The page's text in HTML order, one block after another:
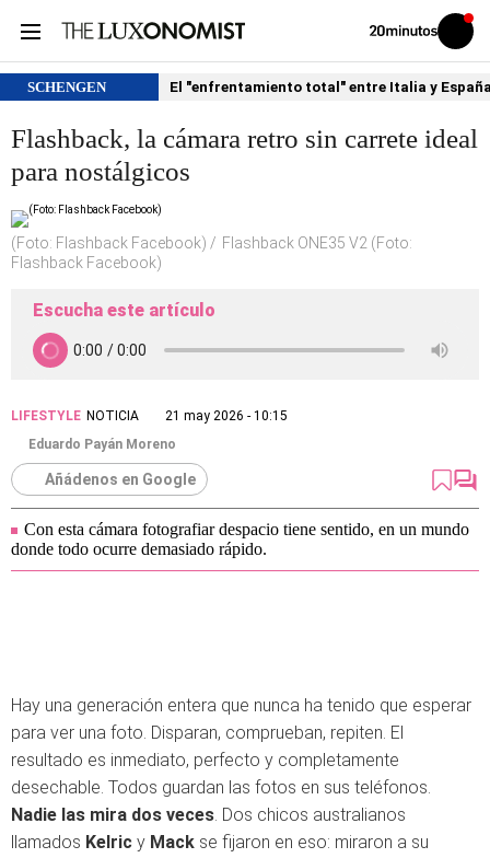
Volver
Iniciar
sesión
SCHENGEN El "enfrentamiento total" entre Italia y
Flashback, la cámara retro sin carrete ideal
para nostálgicos
(Foto: Flashback Facebook)
Flashback ONE35 V2 (Foto:
Flashback Facebook)
Escucha este artículo
LIFESTYLE NOTICIA
21 may 2026 - 10:15
Eduardo Payán Moreno
Añádenos en Google
Con esta cámara fotografiar despacio tiene sentido, en un mundo
donde todo ocurre demasiado rápido.
Hay una generación entera que nunca ha tenido que esperar
para ver una foto. Disparan, comprueban, repiten. El
resultado es inmediato, perfecto y completamente
desechable. Todos guardan las fotos en sus teléfonos.
Nadie las mira dos veces. Dos chicos australianos
llamados Kelric y Mack se fijaron en eso: miraron a su